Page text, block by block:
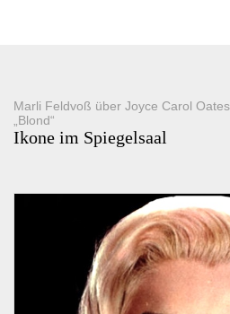
Marli Feldvoß über Joyce Carol
„Blond“
Ikone im Spiegelsaal